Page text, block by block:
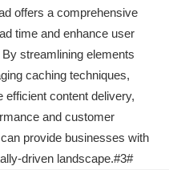
offers a comprehensive
time and enhance user
streamlining elements
caching techniques,
efficient content delivery,
and customer
provide businesses with
driven landscape.#3#